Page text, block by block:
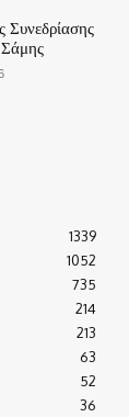
Συνεδρίασης
1339
1052
735
214
213
63
52
36